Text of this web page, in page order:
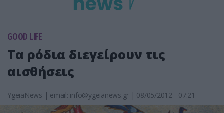
GOOD LIFE
Τα ρόδια διεγείρουν τις
αισθήσεις
YgeiaNews | email: info@ygeianews.gr | 08/05/2012 - 07:21